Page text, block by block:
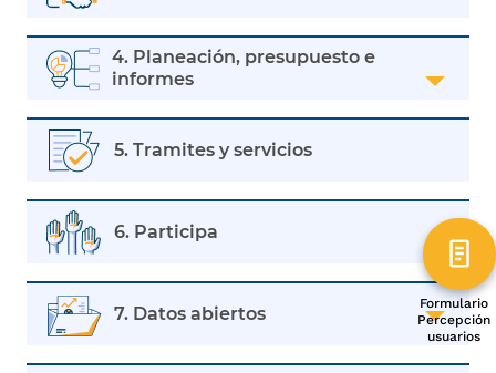
Formulario
Percepción
usuarios
4. Planeación, presupuesto e
informes
5. Tramites y servicios
6. Participa
7. Datos abiertos